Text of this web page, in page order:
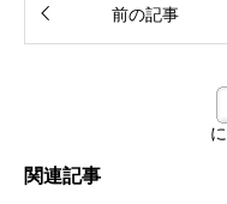
前の記事
関連記事